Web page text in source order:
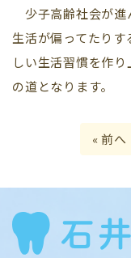
少子高齢社会が進
生活が偏ってたり
しい生活習慣を作
の道となります。
« 前へ